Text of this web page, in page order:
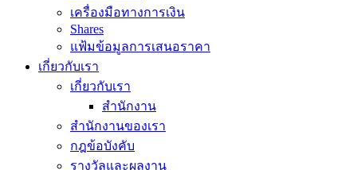
เครื่องมือทางการเงิน
Shares
แฟ้มข้อมูลการเสนอราคา
เกี่ยวกับเรา
เกี่ยวกับเรา
สำนักงาน
สำนักงานของเรา
กฎข้อบังคับ
รางวัลและผลงาน